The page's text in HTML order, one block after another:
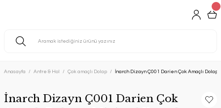
Anasayfa Antre & Hol Çok amaçlı Dolap İnarch Dizayn Ç001 Darien Çok Amaçlı Dolap
İnarch Dizayn Ç001 Darien Çok